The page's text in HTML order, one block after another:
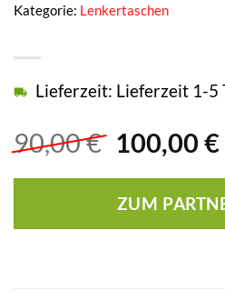
90,00€
Preis
war:
90,00 €
100,00 €
Lieferzeit: Lieferzeit 1-5
ZUM
Kategorie: Lenkertaschen